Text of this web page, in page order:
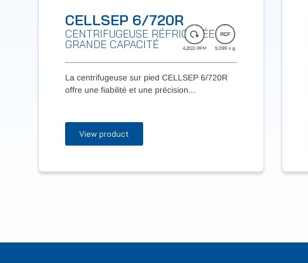
CELLSEP 6/720R
CENTRIFUGEUSE RÉFRIGÉRÉE DE
GRANDE CAPACITÉ
La centrifugeuse sur pied CELLSEP 6/720R
offre une fiabilité et une précision...
View product